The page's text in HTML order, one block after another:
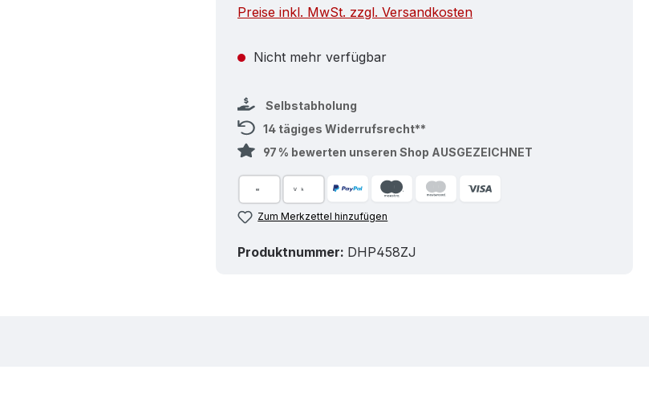
Preise inkl. MwSt. zzgl. Versandkosten
Nicht mehr verfügbar
Selbstabholung
14 tägiges Widerrufsrecht**
97 % bewerten unseren Shop AUSGEZEICHNET
Zum Merkzettel hinzufügen
Produktnummer: DHP458ZJ